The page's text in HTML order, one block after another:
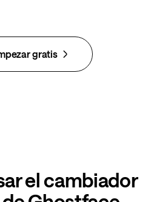
gratis
el cambiador